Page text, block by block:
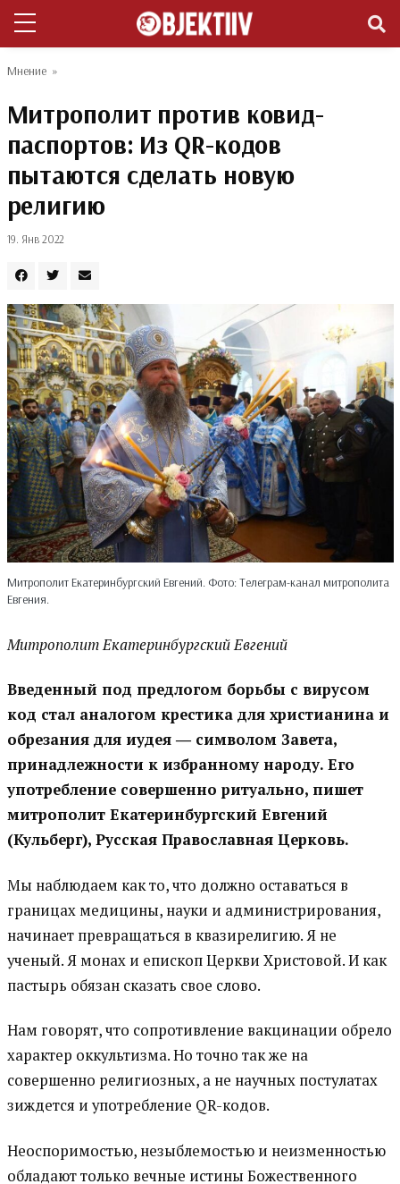
Мнение»
Митрополит против ковид-
паспортов: Из QR-кодов
пытаются сделать новую
религию
19. Янв 2022
Митрополит Екатеринбургский Евгений. Фото: Телеграм-канал митрополита
Евгения.
Митрополит Екатеринбургский Евгений
Введенный под предлогом борьбы с вирусом
код стал аналогом крестика для христианина и
обрезания для иудея ― символом Завета,
принадлежности к избранному народу. Его
употребление совершенно ритуально, пишет
митрополит Екатеринбургский Евгений
(Кульберг), Русская Православная Церковь.
Мы наблюдаем как то, что должно оставаться в
границах медицины, науки и администрирования,
начинает превращаться в квазирелигию. Я не
ученый. Я монах и епископ Церкви Христовой. И как
пастырь обязан сказать свое слово.
Нам говорят, что сопротивление вакцинации обрело
характер оккультизма. Но точно так же на
совершенно религиозных, а не научных постулатах
зиждется и употребление QR-кодов.
Неоспоримостью, незыблемостью и неизменностью
обладают только вечные истины Божественного